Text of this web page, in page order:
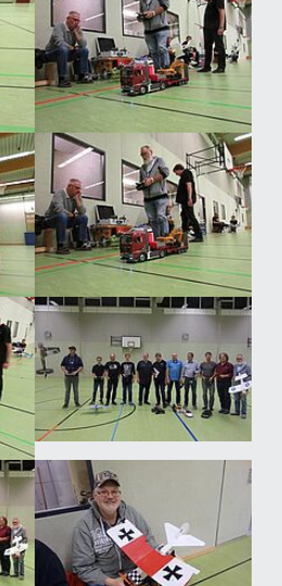
Show larger version for:
Show larger version for:
Show larger version for: